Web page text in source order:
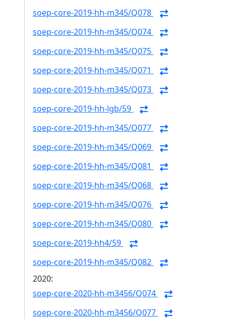
soep-core-2019-hh-m345/Q078
soep-core-2019-hh-m345/Q074
soep-core-2019-hh-m345/Q075
soep-core-2019-hh-m345/Q071
soep-core-2019-hh-m345/Q073
soep-core-2019-hh-lgb/59
soep-core-2019-hh-m345/Q077
soep-core-2019-hh-m345/Q069
soep-core-2019-hh-m345/Q081
soep-core-2019-hh-m345/Q068
soep-core-2019-hh-m345/Q076
soep-core-2019-hh-m345/Q080
soep-core-2019-hh4/59
soep-core-2019-hh-m345/Q082
2020:
soep-core-2020-hh-m3456/Q074
soep-core-2020-hh-m3456/Q077